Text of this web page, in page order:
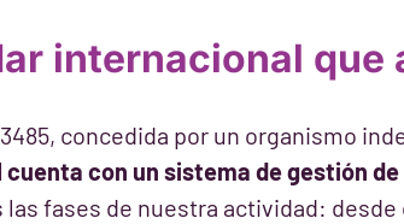
internacional que
concedida por un organismo
cuenta con un sistema de gestión
fases de nuestra actividad: desde